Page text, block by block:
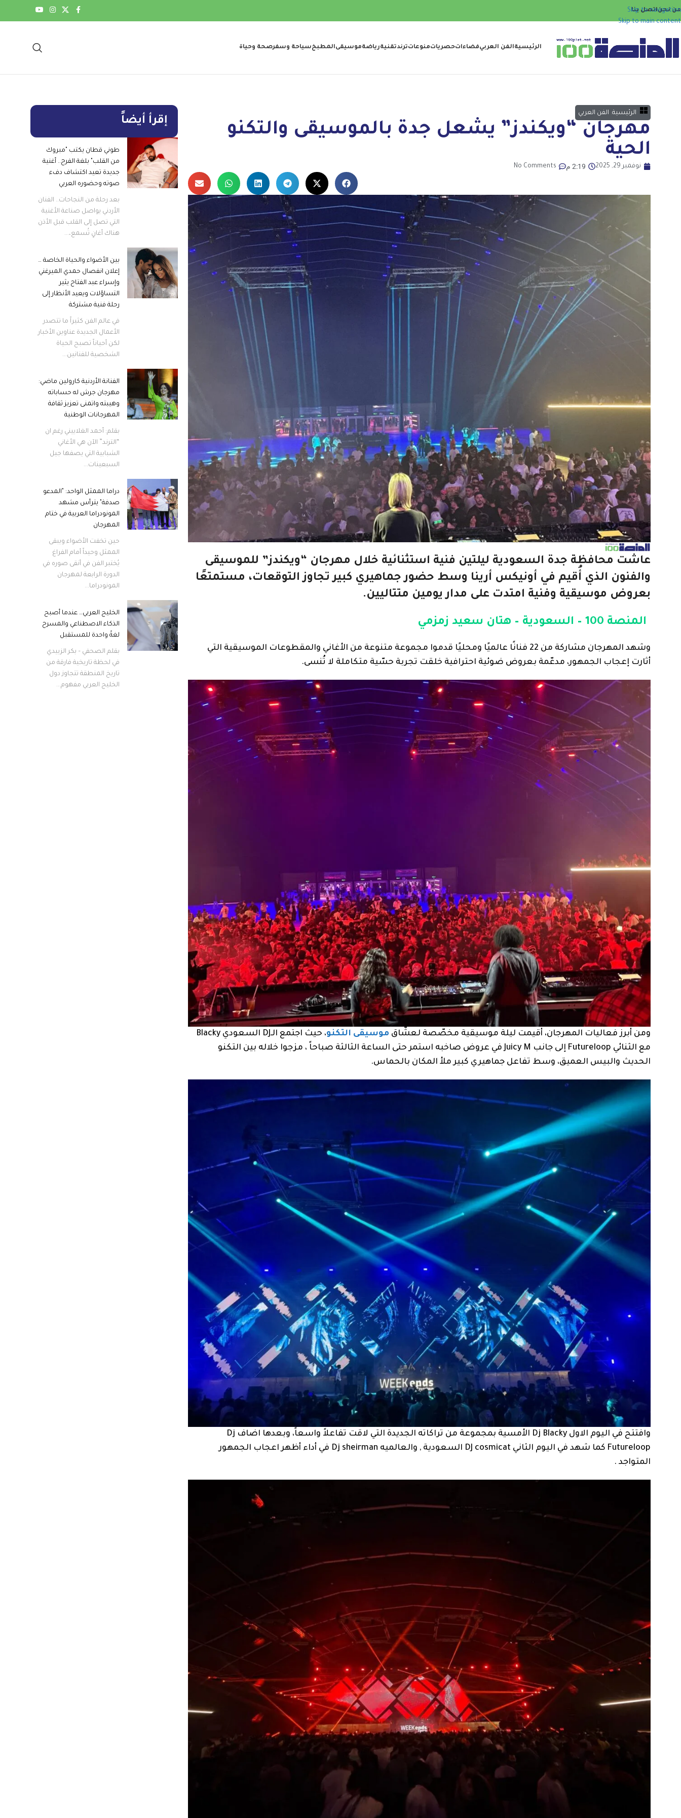
Skip to navigation
Skip to main content
من نحناتصل بنا
الرئيسيةالفن العربيفضاءاتحصرياتمنوعاتترندتقنيةرياضةموسيقىالمطبخسياحة وسفرصحة وحياة
الرئيسية الفن العربي
مهرجان “ويكندز” يشعل جدة بالموسيقى والتكنو
الحية
نوفمبر 29, 2025 2:19 م No Comments
عاشت محافظة جدة السعودية ليلتين فنية استثنائية خلال مهرجان “ويكندز” للموسيقى
والفنون الذي أُقيم في أونيكس أرينا وسط حضور جماهيري كبير تجاوز التوقعات، مستمتعًا
بعروض موسيقية وفنية امتدت على مدار يومين متتاليين.
المنصة 100 – السعودية – هتان سعيد زمزمي
وشهد المهرجان مشاركة من 22 فنانًا عالميًا ومحليًا قدموا مجموعة متنوعة من الأغاني والمقطوعات الموسيقية التي
أثارت إعجاب الجمهور، مدعّمة بعروض ضوئية احترافية خلقت تجربة حسّية متكاملة لا تُنسى.
ومن أبرز فعاليات المهرجان، أقيمت ليلة موسيقية مخصّصة لعشّاق موسيقى التكنو
، حيث اجتمع الـDJ السعودي Blacky
مع الثنائي Futureloop إلى جانب Juicy M في عروض صاخبه استمر حتى الساعة الثالثة صباحاً ، مزجوا خلاله بين التكنو
الحديث والبيس العميق، وسط تفاعل جماهيري كبير ملأ المكان بالحماس.
وافتتح في اليوم الاول Dj Blacky الأمسية بمجموعة من تراكاته الجديدة التي لاقت تفاعلاً واسعاً، وبعدها اضاف Dj
Futureloop كما شهد في اليوم الثاني DJ cosmicat السعودية , والعالميه Dj sheirman في أداء أظهر اعجاب الجمهور
المتواجد .
إقرأ أيضاً
طوني قطان يكتب "مبروك
من القلب" بلغة الفرح.. أغنية
جديدة تعيد اكتشاف دفء
صوته وحضوره العربي
بعد رحلة من النجاحات.. الفنان
الأردني يواصل صناعة الأغنية
التي تصل إلى القلب قبل الأذن
هناك أغانٍ تُسمع،...
بين الأضواء والحياة الخاصة …
إعلان انفصال حمدي الميرغني
وإسراء عبد الفتاح يثير
التساؤلات ويعيد الأنظار إلى
رحلة فنية مشتركة
في عالم الفن كثيراً ما تتصدر
الأعمال الجديدة عناوين الأخبار
لكن أحياناً تصبح الحياة
الشخصية للفنانين...
الفنانة الأردنية كارولين ماضي:
مهرجان جرش له حساباته
وهيبته واتمنى تعزيز ثقافة
المهرجانات الوطنية
بقلم: أحمد الغلاييني رغم ان
“الترند” الآن هي الأغاني
الشبابية التي يصفها جيل
السبعينات...
دراما الممثل الواحد: "المدعو
صدفة" يترأس مشهد
المونودراما العربية في ختام
المهرجان
حين تخفت الأضواء ويبقى
الممثل وحيداً أمام الفراغ
يُختبر الفن في أنقى صوره في
الدورة الرابعة لمهرجان
المونودراما...
الخليج العربي… عندما أصبح
الذكاء الاصطناعي والمسرح
لغةً واحدة للمستقبل
بقلم الصحفي – بكر الزبيدي
في لحظة تاريخية فارقة من
تاريخ المنطقة تتجاوز دول
الخليج العربي مفهوم...